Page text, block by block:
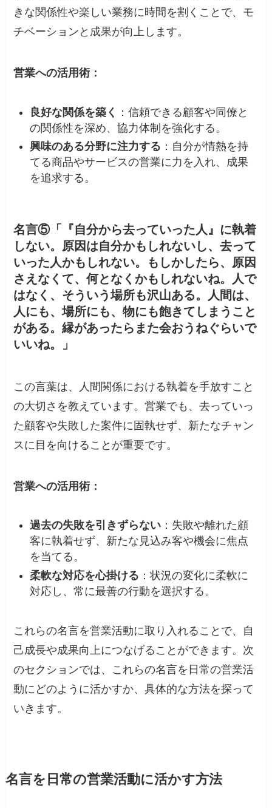
きな関係性や楽しい業務に時間を割くことで、モ
チベーションと成果が向上します。​
営業への活用術：
良好な関係を築く
：​信頼できる顧客や同僚と
の関係性を深め、協力体制を強化する。​
興味のある分野に注力する ：​自分が情熱を持
てる商品やサービスの営業に力を入れ、成果
を追求する。​
名言⑤「『自分から去っていった人』に執着
しない。原因は自分かもしれないし、去って
いった人かもしれない。もしかしたら、原因
さえなくて、何となくかもしれないね。人で
はなく、そういう場所も沢山ある。人間は、
人にも、場所にも、物にも飽きてしまうこと
がある。縁があったらまた会おうねぐらいで
いいね。」
この言葉は、人間関係における執着を手放すこと
の大切さを教えています。​営業でも、去っていっ
た顧客や失敗した案件に固執せず、新たなチャン
スに目を向けることが重要です。​
営業への活用術：
過去の失敗を引きずらない ：​失敗や離れた顧
客に執着せず、新たな見込み客や機会に焦点
を当てる。​
柔軟な対応を心掛ける ：​状況の変化に柔軟に
対応し、常に最善の行動を選択する。​
これらの名言を営業活動に取り入れることで、自
己成長や成果向上につなげることができます。次
のセクションでは、これらの名言を日常の営業活
動にどのように活かすか、具体的な方法を探って
いきます。​
名言を日常の営業活動に活かす方法